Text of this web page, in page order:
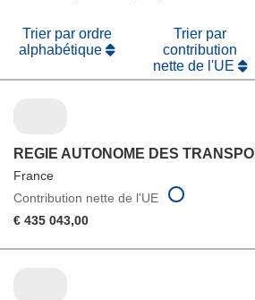
Trier par ordre
alphabétique
Trier par
contribution
nette de l'UE
REGIE AUTONOME DES
France
Contribution nette de l'UE
€ 435 043,00